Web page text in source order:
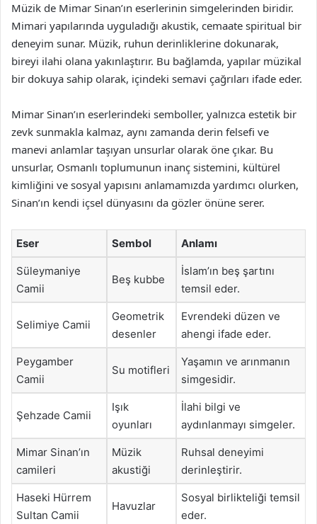
Müzik de Mimar Sinan’ın eserlerinin simgelerinden biridir.
Mimari yapılarında uyguladığı akustik, cemaate spiritual bir
deneyim sunar. Müzik, ruhun derinliklerine dokunarak,
bireyi ilahi olana yakınlaştırır. Bu bağlamda, yapılar müzikal
bir dokuya sahip olarak, içindeki semavi çağrıları ifade eder.
Mimar Sinan’ın eserlerindeki semboller, yalnızca estetik bir
zevk sunmakla kalmaz, aynı zamanda derin felsefi ve
manevi anlamlar taşıyan unsurlar olarak öne çıkar. Bu
unsurlar, Osmanlı toplumunun inanç sistemini, kültürel
kimliğini ve sosyal yapısını anlamamızda yardımcı olurken,
Sinan’ın kendi içsel dünyasını da gözler önüne serer.
Eser Sembol Anlamı
Süleymaniye
Camii
Beş kubbe
İslam’ın beş şartını
temsil eder.
Selimiye Camii
Geometrik
desenler
Evrendeki düzen ve
ahengi ifade eder.
Peygamber
Camii
Su motifleri
Yaşamın ve arınmanın
simgesidir.
Şehzade Camii
Işık
oyunları
İlahi bilgi ve
aydınlanmayı simgeler.
Mimar Sinan’ın
camileri
Müzik
akustiği
Ruhsal deneyimi
derinleştirir.
Haseki Hürrem
Sultan Camii
Havuzlar
Sosyal birlikteliği temsil
eder.